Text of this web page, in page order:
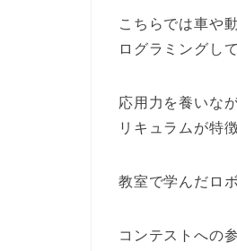
こちらでは車や
ログラミングし
応用力を養いな
リキュラムが特徴
教室で学んだロ
コンテストへの